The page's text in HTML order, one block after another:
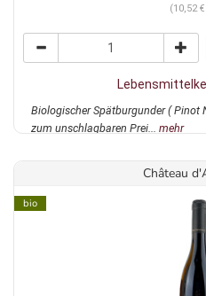
(10,52
Biologischer Spätburgunder ( Pinot
zum unschlagbaren Prei... mehr
Château
bio